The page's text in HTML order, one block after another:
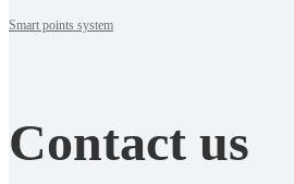
Smart points system
Contact us